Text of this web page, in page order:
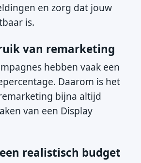
en zorg dat jouw
is.
van remarketing
hebben vaak een
Daarom is het
bijna altijd
van een Display
realistisch budget